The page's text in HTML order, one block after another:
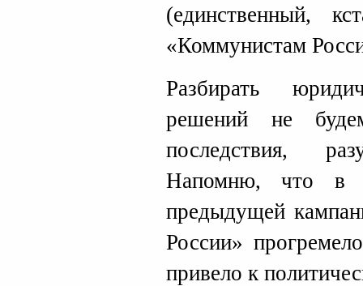
(единственный,
«Коммунистам
Разбирать
решений не
последствия,
Напомню, что в
предыдущей
России»
привело к